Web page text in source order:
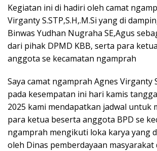
Kegiatan ini di hadiri oleh camat
Virganty S.STP,S.H,.M.Si yang di
Binwas Yudhan Nugraha SE,Agus
dari pihak DPMD KBB, serta para
anggota se kecamatan ngamprah
Saya camat ngamprah Agnes Virganty
pada kesempatan ini hari kamis
2025 kami mendapatkan jadwal untuk
para ketua beserta anggota BPD se
ngamprah mengikuti loka karya yang
oleh Dinas pemberdayaan masyarakat